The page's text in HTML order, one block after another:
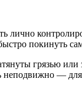
покинуть
грязью
неподвижно —